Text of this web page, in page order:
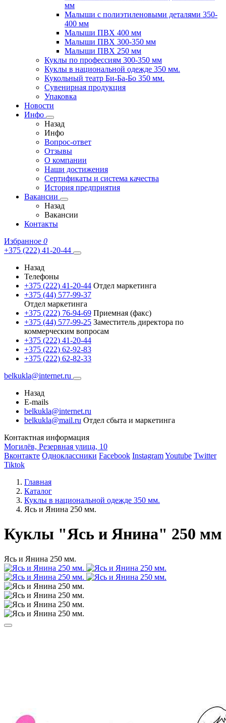
мм
Малыши с полиэтиленовыми деталями 350-
400 мм
Малыши ПВХ 400 мм
Малыши ПВХ 300-350 мм
Малыши ПВХ 250 мм
Куклы по профессиям 300-350 мм
Куклы в национальной одежде 350 мм.
Кукольный театр Би-Ба-Бо 350 мм.
Сувенирная продукция
Упаковка
Новости
Инфо
Назад
Инфо
Вопрос-ответ
Отзывы
О компании
Наши достижения
Сертификаты и система качества
История предприятия
Вакансии
Назад
Вакансии
Контакты
Избранное 0
+375 (222) 41-20-44
Назад
Телефоны
+375 (222) 41-20-44 Отдел маркетинга
+375 (44) 577-99-37
Отдел маркетинга
+375 (222) 76-94-69 Приемная (факс)
+375 (44) 577-99-25 Заместитель директора по
коммерческим вопросам
+375 (222) 41-20-44
+375 (222) 62-92-83
+375 (222) 62-82-33
belkukla@internet.ru
Назад
E-mails
belkukla@internet.ru
belkukla@mail.ru Отдел сбыта и маркетинга
Контактная информация
Могилёв, Резервная улица, 10
Вконтакте Одноклассники Facebook InstagramYoutube Twitter
Tiktok
Главная
Каталог
Куклы в национальной одежде 350 мм.
Ясь и Янина 250 мм.
Куклы "Ясь и Янина" 250 мм
Ясь и Янина 250 мм.